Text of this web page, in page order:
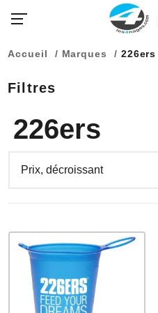
Accueil Marques 226ers
Filtres
226ers